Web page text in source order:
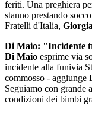
feriti. Una preghiera
stanno prestando
Fratelli d'Italia,
Di Maio: "Incidente
Di Maio esprime via
incidente alla funivia
commosso -
Seguiamo con grande
condizioni dei bimbi